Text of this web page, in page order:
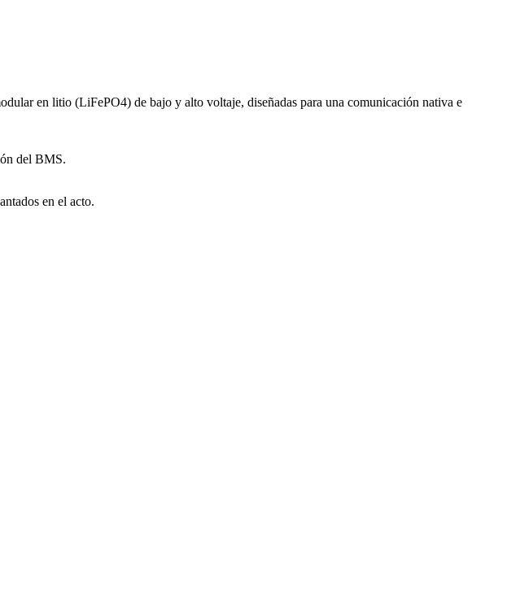
en litio (LiFePO4) de bajo y alto voltaje, diseñadas para una comunicación nativa e
del BMS.
en el acto.